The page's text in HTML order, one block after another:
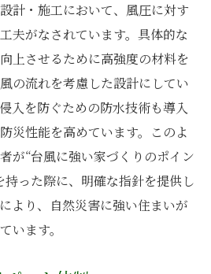
計・施工において、風圧に対す
夫がなされています。具体的な
上させるために高強度の材料を
の流れを考慮した設計にしてい
入を防ぐための防水技術も導入
災性能を高めています。このよ
が“台風に強い家づくりのポイン
持った際に、明確な指針を提供し
より、自然災害に強い住まいが
います。